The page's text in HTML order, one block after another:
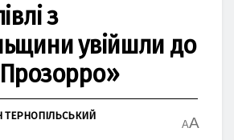
з
увійшли до
ТЕРНОПІЛЬСЬКИЙ
AA